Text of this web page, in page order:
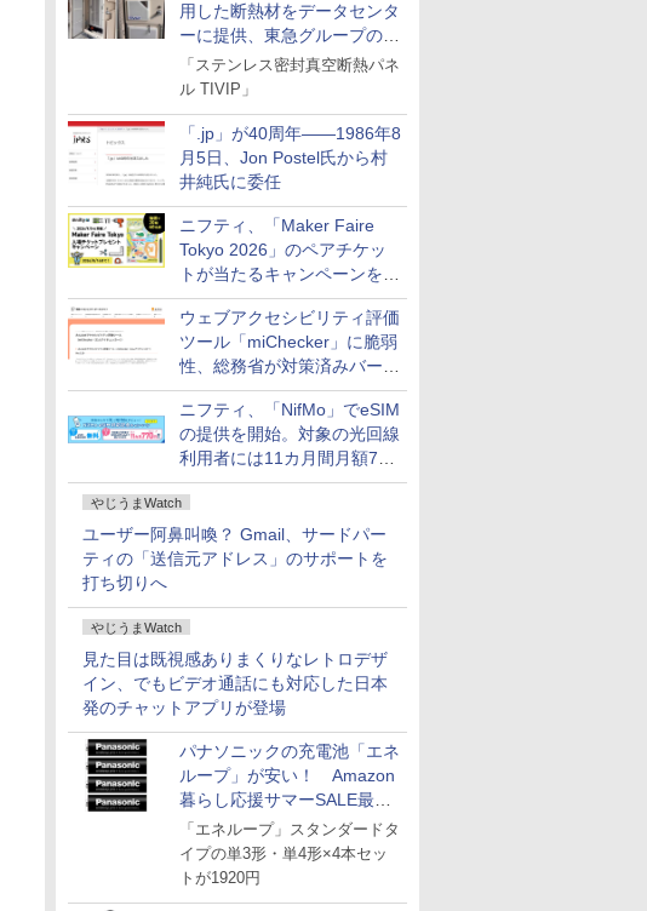
用した断熱材をデータセンタ
ーに提供、東急グループの実
証実験で
「ステンレス密封真空断熱パネ
ル TIVIP」
「.jp」が40周年――1986年8
月5日、Jon Postel氏から村
井純氏に委任
ニフティ、「Maker Faire
Tokyo 2026」のペアチケッ
トが当たるキャンペーンをX
で実施。8月16日まで
ウェブアクセシビリティ評価
ツール「miChecker」に脆弱
性、総務省が対策済みバージ
ョンへの更新を呼び掛け
ニフティ、「NifMo」でeSIM
の提供を開始。対象の光回線
利用者には11カ月間月額770
円割引のキャンペーン
やじうまWatch
ユーザー阿鼻叫喚？ Gmail、サードパー
ティの「送信元アドレス」のサポートを
打ち切りへ
やじうまWatch
見た目は既視感ありまくりなレトロデザ
イン、でもビデオ通話にも対応した日本
発のチャットアプリが登場
パナソニックの充電池「エネ
ループ」が安い！ Amazon
暮らし応援サマーSALE最終
日
「エネループ」スタンダードタ
イプの単3形・単4形×4本セッ
トが1920円